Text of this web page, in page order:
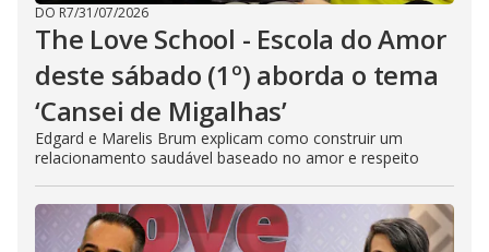
DO R7/31/07/2026
The Love School - Escola do Amor
deste sábado (1º) aborda o tema
‘Cansei de Migalhas’
Edgard e Marelis Brum explicam como construir um
relacionamento saudável baseado no amor e respeito